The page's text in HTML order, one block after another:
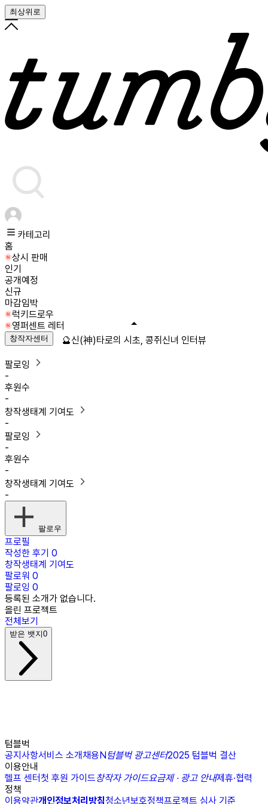
최상위로
카테고리
홈
상시 판매
인기
공개예정
신규
마감임박
럭키드로우
영퍼센트 레터
창작자센터
팔로잉
-
후원수
-
창작생태계 기여도
-
팔로잉
-
후원수
-
창작생태계 기여도
-
팔로우
프로필
작성한 후기 0
창작생태계 기여도
팔로워 0
팔로잉 0
등록된 소개가 없습니다.
올린 프로젝트
전체보기
받은 뱃지0
텀블벅
공지사항서비스 소개채용N텀블벅 광고센터2025 텀블벅 결산
이용안내
헬프 센터첫 후원 가이드창작자 가이드요금제 · 광고 안내제휴·협력
정책
이용약관개인정보처리방침청소년보호정책프로젝트 심사 기준
🔮신(神)타로의 시초, 콩쥐신녀 인터뷰